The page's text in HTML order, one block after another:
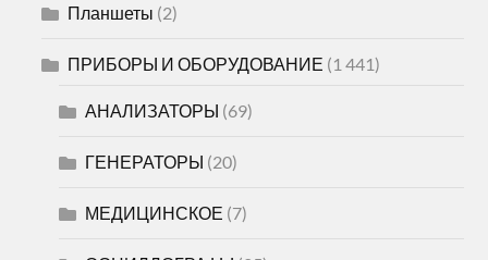
Планшеты (2)
ПРИБОРЫ И ОБОРУДОВАНИЕ (1 441)
АНАЛИЗАТОРЫ (69)
ГЕНЕРАТОРЫ (20)
МЕДИЦИНСКОЕ (7)